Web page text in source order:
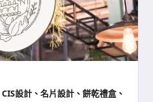
設計、名片設計、餅乾禮盒、